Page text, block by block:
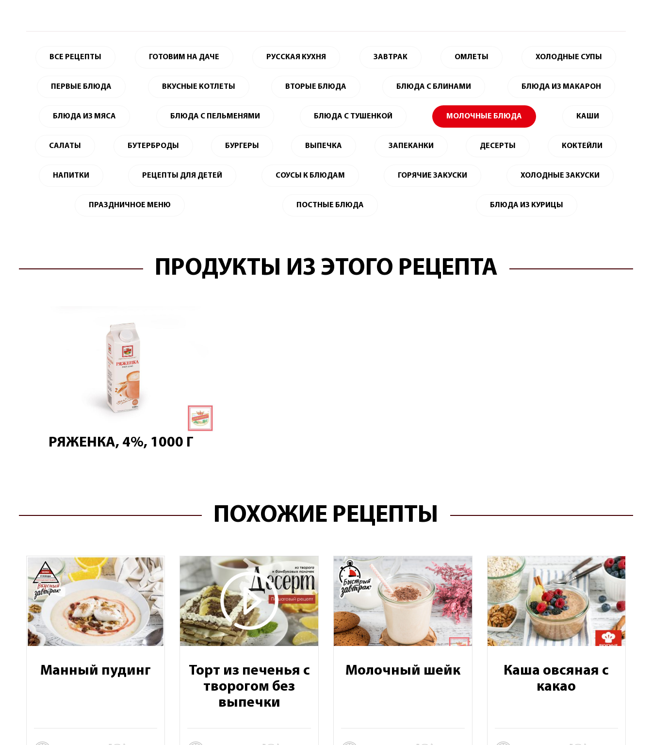
ВСЕ РЕЦЕПТЫ ГОТОВИМ НА ДАЧЕ РУССКАЯ КУХНЯ ЗАВТРАК ОМЛЕТЫ ХОЛОДНЫЕ СУПЫ
ПЕРВЫЕ БЛЮДА ВКУСНЫЕ КОТЛЕТЫ ВТОРЫЕ БЛЮДА БЛЮДА С БЛИНАМИ БЛЮДА ИЗ МАКАРОН
БЛЮДА ИЗ МЯСА БЛЮДА С ПЕЛЬМЕНЯМИ БЛЮДА С ТУШЕНКОЙ МОЛОЧНЫЕ БЛЮДА КАШИ
САЛАТЫ БУТЕРБРОДЫ БУРГЕРЫ ВЫПЕЧКА ЗАПЕКАНКИ ДЕСЕРТЫ КОКТЕЙЛИ
НАПИТКИ РЕЦЕПТЫ ДЛЯ ДЕТЕЙ СОУСЫ К БЛЮДАМ ГОРЯЧИЕ ЗАКУСКИ ХОЛОДНЫЕ ЗАКУСКИ
ПРАЗДНИЧНОЕ МЕНЮ ПОСТНЫЕ БЛЮДА БЛЮДА ИЗ КУРИЦЫ
ПРОДУКТЫ ИЗ ЭТОГО РЕЦЕПТА
РЯЖЕНКА, 4%, 1000 Г
ПОХОЖИЕ РЕЦЕПТЫ
Манный пудинг
Торт из печенья с
творогом без
выпечки
Молочный шейк
Каша овсяная с
какао